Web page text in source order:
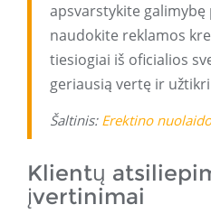
apsvarstykite
naudokite reklamos
tiesiogiai iš oficialios
geriausią vertę ir
Šaltinis: Erektino
Klientų
įvertinimai